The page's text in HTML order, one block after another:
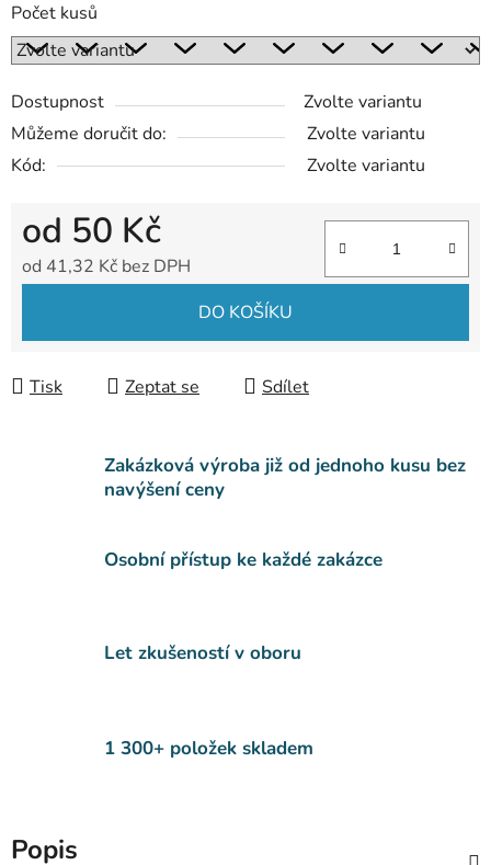
Počet kusů
Dostupnost
Zvolte variantu
Můžeme doručit do:
Zvolte variantu
Kód:
Zvolte variantu
od 50 Kč
od 41,32 Kč bez DPH
DO KOŠÍKU
Tisk Zeptat se Sdílet
Zakázková výroba již od jednoho kusu bez
navýšení ceny
Osobní přístup ke každé zakázce
Let zkušeností v oboru
1 300+ položek skladem
Popis